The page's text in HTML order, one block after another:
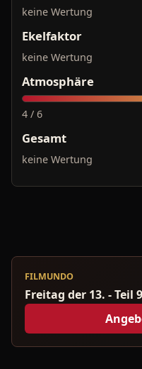
keine Wertung
Ekelfaktor
keine Wertung
Atmosphäre
4 / 6
Gesamt
keine Wertung
FILMUNDO
Freitag der 13. - Teil